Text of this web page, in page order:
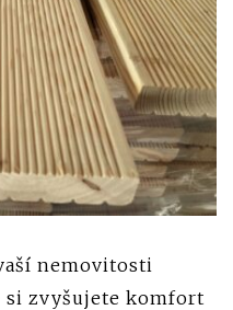
nemovitosti
si zvyšujete komfort